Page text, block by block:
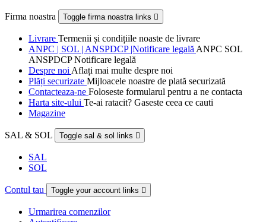
Firma noastra Toggle firma noastra links 
Livrare Termenii și condițiile noaste de livrare
ANPC | SOL | ANSPDCP |Notificare legală ANPC SOL
ANSPDCP Notificare legală
Despre noi Aflați mai multe despre noi
Plăți securizate Mijloacele noastre de plată securizată
Contacteaza-ne Foloseste formularul pentru a ne contacta
Harta site-ului Te-ai ratacit? Gaseste ceea ce cauti
Magazine
SAL & SOL Toggle sal & sol links 
SAL
SOL
Contul tau Toggle your account links 
Urmarirea comenzilor